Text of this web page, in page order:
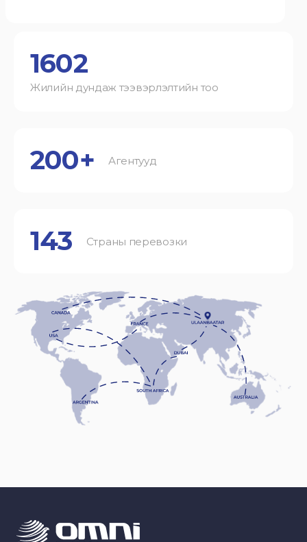
1602
Жилийн дундаж тээвэрлэлтийн тоо
200+ Агентууд
143 Страны перевозки